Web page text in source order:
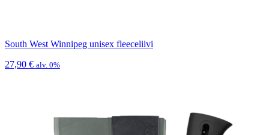
South West Winnipeg unisex fleeceliivi
27,90 € alv. 0%